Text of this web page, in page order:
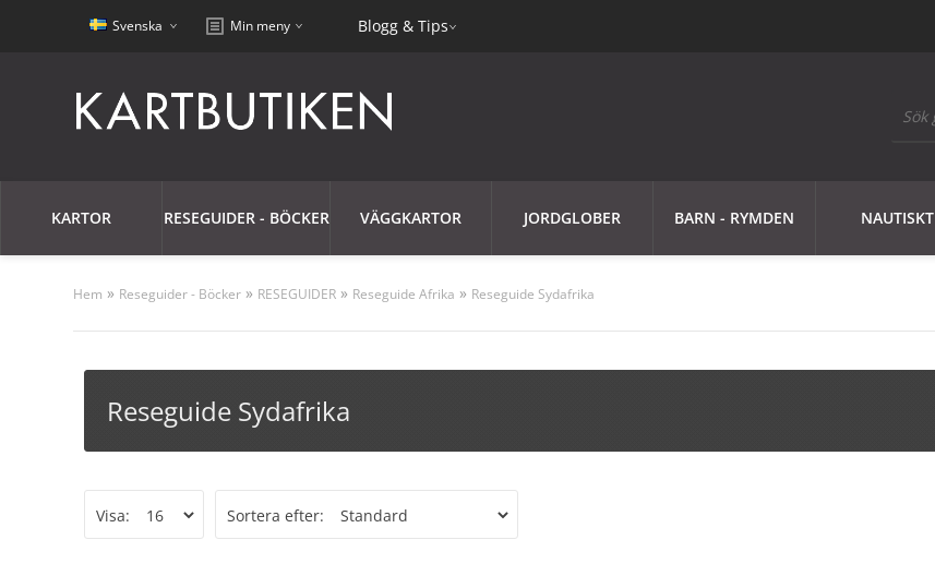
Svenska Min meny Blogg & Tips
KARTOR RESEGUIDER - BÖCKER VÄGGKARTOR JORDGLOBER BARN - RYMDEN NAUTISKT
Hem » Reseguider - Böcker » RESEGUIDER » Reseguide Afrika » Reseguide Sydafrika
Reseguide Sydafrika
Visa: Sortera efter: